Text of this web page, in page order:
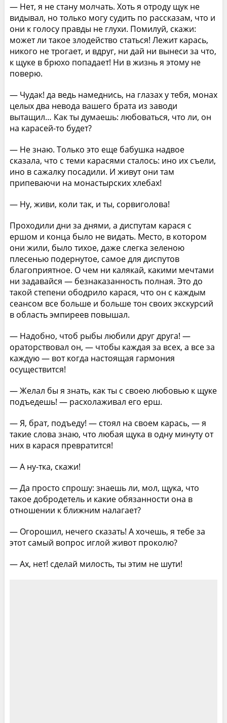
— Нет, я не стану молчать. Хоть я отроду щук не
видывал, но только могу судить по рассказам, что и
они к голосу правды не глухи. Помилуй, скажи:
может ли такое злодейство статься! Лежит карась,
никого не трогает, и вдруг, ни дай ни вынеси за что,
к щуке в брюхо попадает! Ни в жизнь я этому не
поверю.
— Чудак! да ведь намеднись, на глазах у тебя, монах
целых два невода вашего брата из заводи
вытащил… Как ты думаешь: любоваться, что ли, он
на карасей-то будет?
— Не знаю. Только это еще бабушка надвое
сказала, что с теми карасями сталось: ино их съели,
ино в сажалку посадили. И живут они там
припеваючи на монастырских хлебах!
— Ну, живи, коли так, и ты, сорвиголова!
Проходили дни за днями, а диспутам карася с
ершом и конца было не видать. Место, в котором
они жили, было тихое, даже слегка зеленою
плесенью подернутое, самое для диспутов
благоприятное. О чем ни калякай, какими мечтами
ни задавайся — безнаказанность полная. Это до
такой степени ободрило карася, что он с каждым
сеансом все больше и больше тон своих экскурсий
в область эмпиреев повышал.
— Надобно, чтоб рыбы любили друг друга! —
ораторствовал он, — чтобы каждая за всех, а все за
каждую — вот когда настоящая гармония
осуществится!
— Желал бы я знать, как ты с своею любовью к щуке
подъедешь! — расхолаживал его ерш.
— Я, брат, подъеду! — стоял на своем карась, — я
такие слова знаю, что любая щука в одну минуту от
них в карася превратится!
— А ну-тка, скажи!
— Да просто спрошу: знаешь ли, мол, щука, что
такое добродетель и какие обязанности она в
отношении к ближним налагает?
— Огорошил, нечего сказать! А хочешь, я тебе за
этот самый вопрос иглой живот проколю?
— Ах, нет! сделай милость, ты этим не шути!